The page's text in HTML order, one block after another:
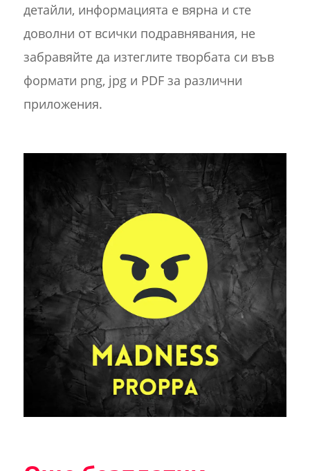
детайли, информацията е вярна и сте
доволни от всички подравнявания, не
забравяйте да изтеглите творбата си във
формати png, jpg и PDF за различни
приложения.